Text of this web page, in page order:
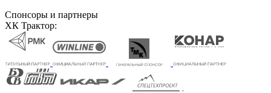
Спонсоры и партнеры
ХК Трактор: